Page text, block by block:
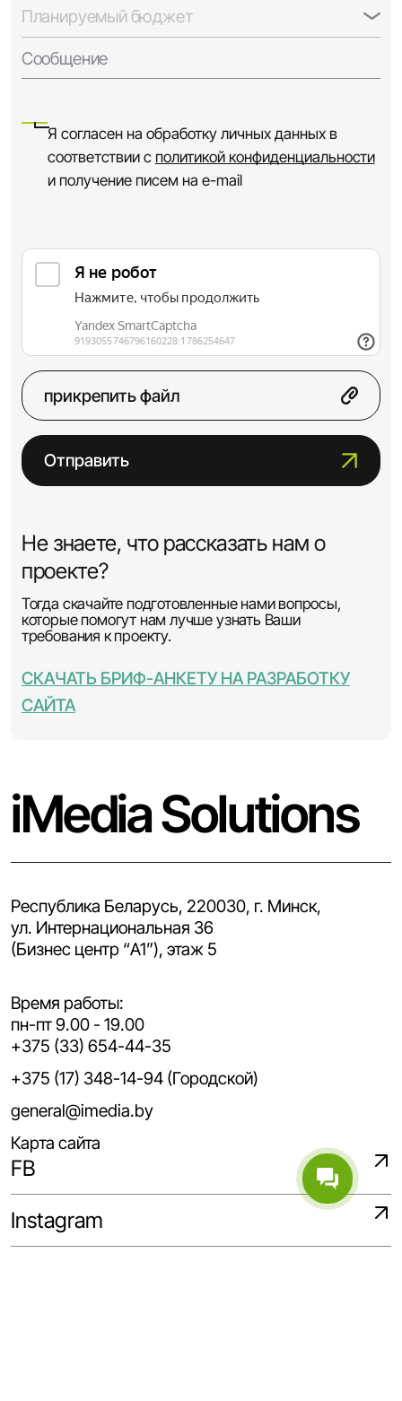
Планируемый бюджет
Сообщение
Я согласен на обработку личных данных в
соответствии с политикой конфиденциальности
и получение писем на e-mail
прикрепить файл
Отправить
Не знаете, что рассказать нам о
проекте?
Тогда скачайте подготовленные нами вопросы,
которые помогут нам лучше узнать Ваши
требования к проекту.
СКАЧАТЬ БРИФ-АНКЕТУ НА РАЗРАБОТКУ
САЙТА
iMedia Solutions
Республика Беларусь, 220030, г. Минск,
ул. Интернациональная 36
(Бизнес центр “A1”), этаж 5
Время работы:
пн-пт 9.00 - 19.00
+375 (33) 654-44-35
+375 (17) 348-14-94 (Городской)
general@imedia.by
Карта сайта
FB
Instagram